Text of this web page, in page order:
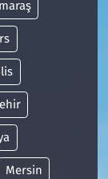
Mersin